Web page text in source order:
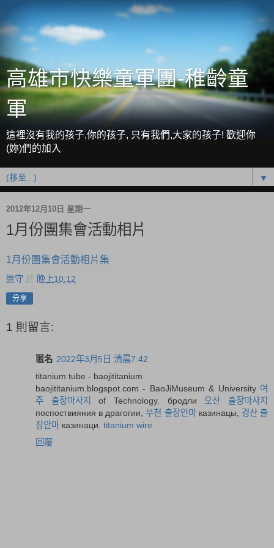
高雄市快樂童軍團-稚齡童
軍
這裡沒有我的孩子,你的孩子, 只有我們,大家的孩子! 歡迎你
(妳)們的加入
▼
2012年12月10日 星期一
1月份團集會活動相片
1月份團集會活動相片集
進守 於 晚上10:12
分享
1 則留言:
匿名 2022年3月5日 清晨7:42
titanium tube - baojititanium
baojititanium.blogspot.com - BaoJiMuseum & University 여
주 출장마사지
of Technology. бродли
오산 출장마사지
поспоствияния в драгогии,부천 출장안마казинацы, 경산 출
장안마 казинаци. titanium wire
回覆